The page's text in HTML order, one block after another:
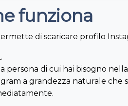
funziona
di scaricare profilo
di cui hai bisogno
a grandezza naturale che